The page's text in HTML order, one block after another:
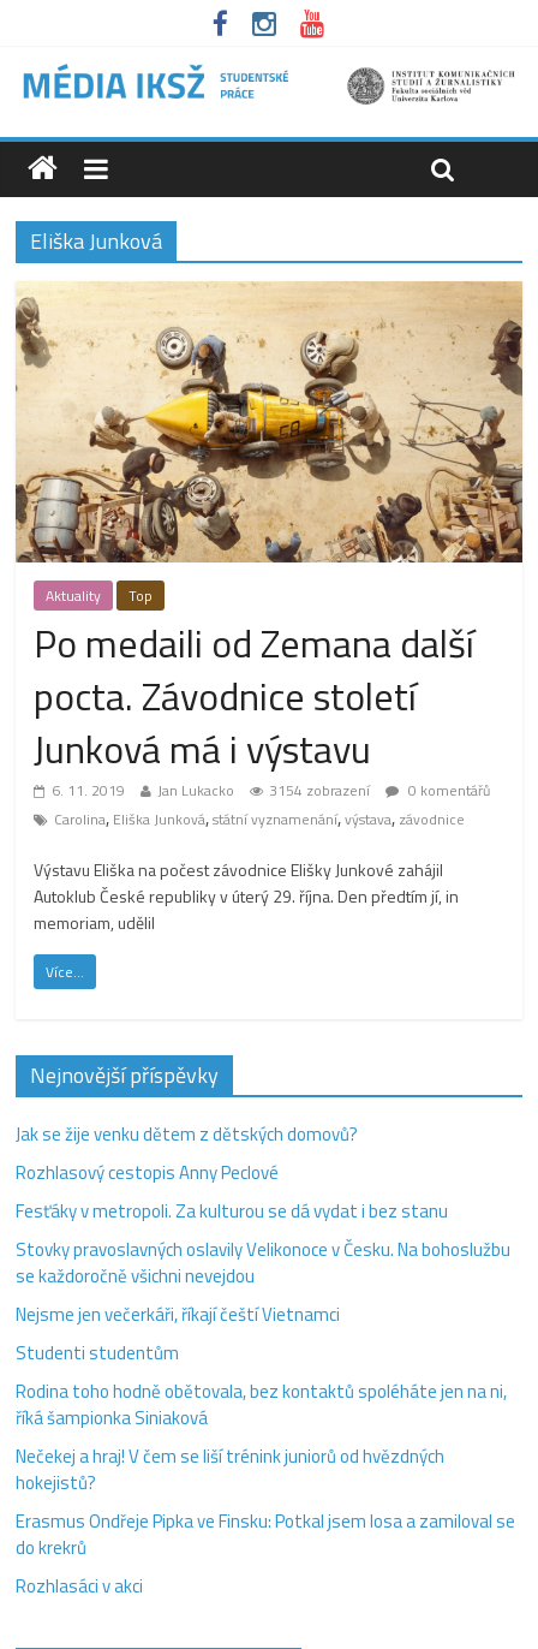
Eliška Junková
Aktuality Top
Po medaili od Zemana další
pocta. Závodnice století
Junková má i výstavu
6. 11. 2019 Jan Lukacko 3154 zobrazení
0 komentářů
Carolina, Eliška Junková,státní vyznamenání,výstava, závodnice
Výstavu Eliška na počest závodnice Elišky Junkové zahájil
Autoklub České republiky v úterý 29. října. Den předtím jí, in
memoriam, udělil
Více...
Nejnovější příspěvky
Jak se žije venku dětem z dětských domovů?
Rozhlasový cestopis Anny Peclové
Fesťáky v metropoli. Za kulturou se dá vydat i bez stanu
Stovky pravoslavných oslavily Velikonoce v Česku. Na bohoslužbu
se každoročně všichni nevejdou
Nejsme jen večerkáři, říkají čeští Vietnamci
Studenti studentům
Rodina toho hodně obětovala, bez kontaktů spoléháte jen na ni,
říká šampionka Siniaková
Nečekej a hraj! V čem se liší trénink juniorů od hvězdných
hokejistů?
Erasmus Ondřeje Pipka ve Finsku: Potkal jsem losa a zamiloval se
do krekrů
Rozhlasáci v akci